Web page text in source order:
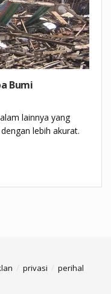
Bumi
lainnya yang
lebih akurat.
privasi perihal